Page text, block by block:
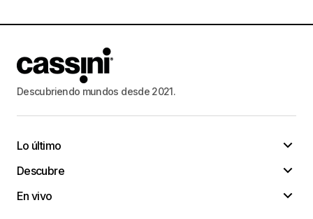
Descubriendo mundos desde 2021.
Lo último
Descubre
En vivo